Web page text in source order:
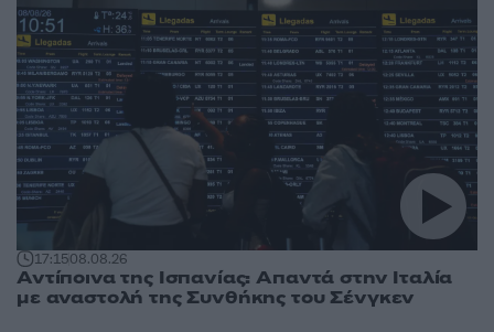
17:1508.08.26
Αντίποινα της Ισπανίας: Απαντά στην Ιταλία
με αναστολή της Συνθήκης του Σένγκεν